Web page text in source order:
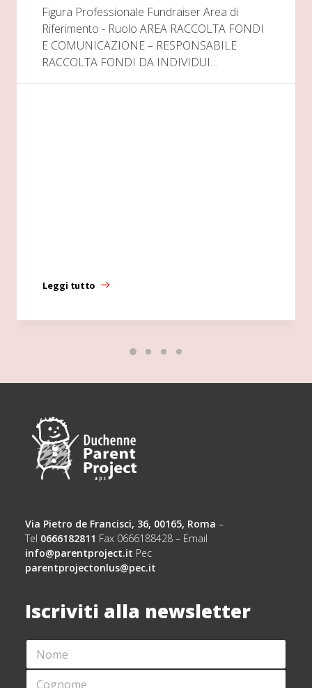
Figura Professionale Fundraiser Area di
Riferimento - Ruolo AREA RACCOLTA FONDI
E COMUNICAZIONE – RESPONSABILE
RACCOLTA FONDI DA INDIVIDUI…
Leggi tutto
Via Pietro de Francisci, 36, 00165, Roma –
Tel 0666182811 Fax 0666188428 – Email
info@parentproject.it Pec
parentprojectonlus@pec.it
Iscriviti alla newsletter
N
M
C